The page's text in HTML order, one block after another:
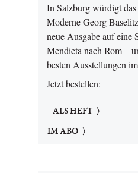
In Salzburg würdigt
Moderne Georg
neue Ausgabe auf eine
Mendieta nach Rom –
besten Ausstellungen
Jetzt bestellen:
ALS HEFT
IM ABO